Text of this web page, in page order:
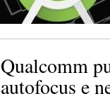
Qualcomm
autofocus e